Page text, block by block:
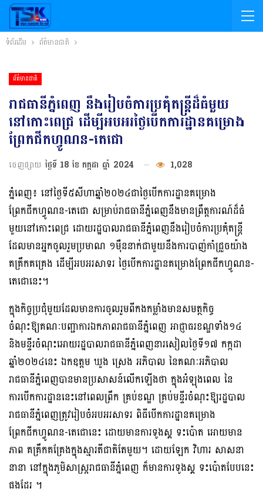
ទំព័រដើម ព័ត៌មានជាតិ
ព័ត៌មានជាតិ
រាជធានីភ្នំពេញ នឹងរៀបចំការប្រគុំតន្ត្រីដ៏ធំមួយ
នៅកោះពេជ្រ ដើម្បីអបអរថ្ងៃ​បើកការដ្ឋានគម្រោង
ព្រែកជីកហ្វូណន-តេជោ
ចេញផ្សាយ ថ្ងៃទី 18 ខែ កក្កដា ឆ្នាំ 2024 1,028
ភ្នំពេញ៖ នៅថ្ងៃទី៥សីហាឆ្នាំ២០២៤ជាថ្ងៃបើកការដ្ឋានគម្រោង
ព្រែកជីកហ្វូណន-តេជោ សម្រាប់រាជធានីភ្នំពេញនឹងមានព្រឹត្តការណ៍ដ៏ធំ
មួយនៅកោះពេជ្រ ដោយរដ្ឋបាលរាជធានីភ្នំពេញនឹងរៀបចំការប្រគុំតន្ត្រី
ដែលមានអ្នកចូលរួមប្រមាណ ១ម៉ឺននាក់ជាមួយនឹងការបាញ់កាំជ្រួចយ៉ាង
គគ្រឹកគគ្រេង ដើម្បីអបអរសាទរ ថ្ងៃបើកការដ្ឋានគម្រោងព្រែកជីកហ្វូណន-
តេជោនេះ។
ក្នុងកិច្ចប្រជុំមួយដែលមានការចូលរួមពីកងកម្លាំងមានសមត្ថកិច្ច
ចំណុះឱ្យគណៈបញ្ជាការឯកភាពរាជធានីភ្នំពេញ អាជ្ញាធរខណ្ឌទាំង១៤
និងមន្ទីរចំណុះអោយរដ្ឋបាលរាជធានីភ្នំពេញនារសៀលថ្ងៃទី១៧ កក្កដា
ឆ្នាំ២០២៤នេះ ឯកឧត្ដម ឃួង ស្រេង អភិបាល នៃគណៈអភិបាល
រាជធានីភ្នំពេញបានមានប្រសាសន៍លើកឡើងថា ក្នុងអំឡុងពេល នៃ
ការបើកការដ្ឋាននេះនៅពេលព្រឹក គ្រប់ខណ្ឌ គ្រប់មន្ទីរចំណុះឱ្យរដ្ឋបាល
រាជធានីភ្នំពេញត្រូវរៀបចំអបអរសាទរ ពិធីបើកការដ្ឋានគម្រោង
ព្រែកជីកហ្វូណន-តេជោនេះ ដោយមានការទូងស្គ ទះប៉ោត អោយមាន
ភាព គគ្រឹកគគ្រែងក្នុងស្មារតីជាតិតែមួយ។ ដោយឡែក វិហារ សាសនា
នានា នៅក្នុងភូមិសាស្ត្ររាជធានីភ្នំពេញ ក៏មានការទូងស្គ ទះប៉ោតបែបនេះ
ផងដែរ ។